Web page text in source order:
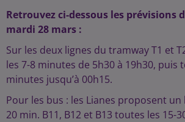
Retrouvez ci-dessous les prévisions
mardi 28 mars :
Sur les deux lignes du tramway T1 et
les 7-8 minutes de 5h30 à 19h30, puis
minutes jusqu’à 00h15.
Pour les bus : les Lianes proposent
20 min. B11, B12 et B13 toutes les 15-